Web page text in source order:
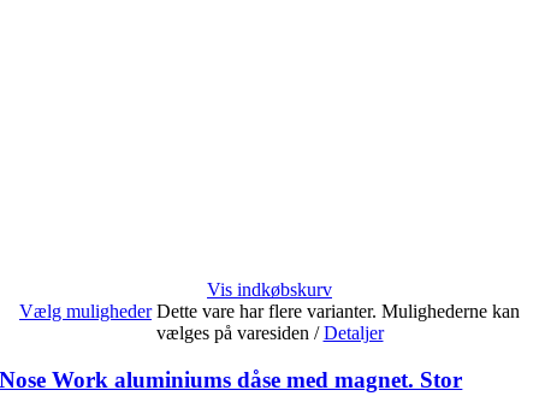
Vis indkøbskurv
Vælg muligheder Dette vare har flere varianter. Mulighederne kan
vælges på varesiden / Detaljer
Nose Work aluminiums dåse med magnet. Stor